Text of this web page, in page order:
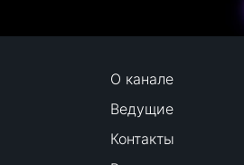
О канале
Ведущие
Контакты